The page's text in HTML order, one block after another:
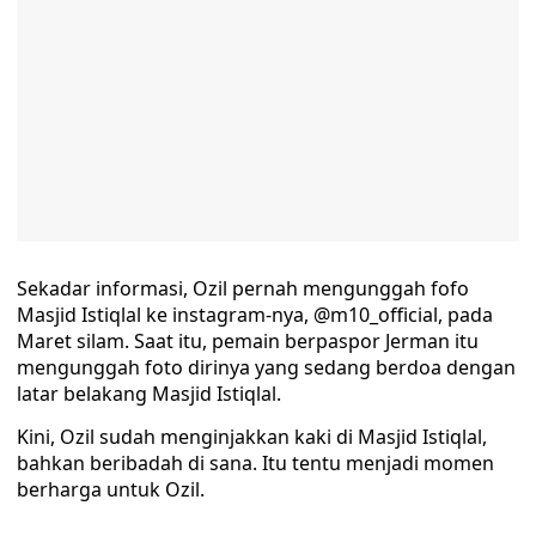
Sekadar informasi, Ozil pernah mengunggah fofo
Masjid Istiqlal ke instagram-nya, @m10_official, pada
Maret silam. Saat itu, pemain berpaspor Jerman itu
mengunggah foto dirinya yang sedang berdoa dengan
latar belakang Masjid Istiqlal.
Kini, Ozil sudah menginjakkan kaki di Masjid Istiqlal,
bahkan beribadah di sana. Itu tentu menjadi momen
berharga untuk Ozil.